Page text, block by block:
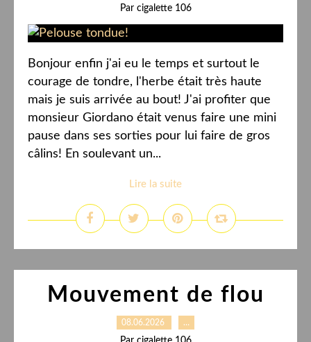
Par cigalette 106
Bonjour enfin j'ai eu le temps et surtout le
courage de tondre, l'herbe était très haute
mais je suis arrivée au bout! J'ai profiter que
monsieur Giordano était venus faire une mini
pause dans ses sorties pour lui faire de gros
câlins! En soulevant un...
Lire la suite
Mouvement de flou
08.06.2026 …